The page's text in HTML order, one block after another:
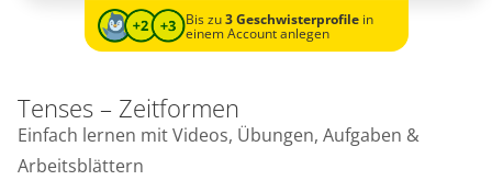
Bis zu3 Geschwisterprofilein
einem Account anlegen
Tenses – Zeitformen
Einfach lernen mit Videos, Übungen, Aufgaben &
Arbeitsblättern